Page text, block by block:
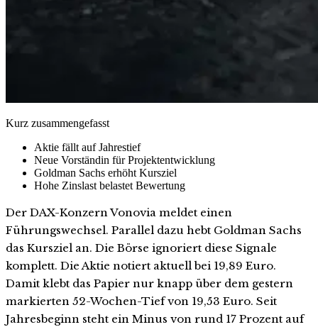
Kurz zusammengefasst
Aktie fällt auf Jahrestief
Neue Vorständin für Projektentwicklung
Goldman Sachs erhöht Kursziel
Hohe Zinslast belastet Bewertung
Der DAX-Konzern Vonovia meldet einen
Führungswechsel. Parallel dazu hebt Goldman Sachs
das Kursziel an. Die Börse ignoriert diese Signale
komplett. Die Aktie notiert aktuell bei 19,89 Euro.
Damit klebt das Papier nur knapp über dem gestern
markierten 52-Wochen-Tief von 19,53 Euro. Seit
Jahresbeginn steht ein Minus von rund 17 Prozent auf